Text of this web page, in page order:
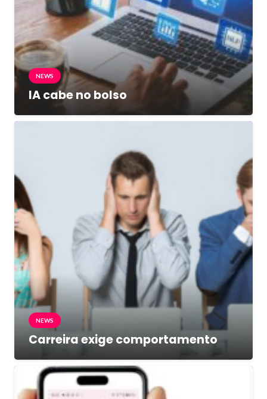
NEWS
IA cabe no bolso
NEWS
Carreira exige comportamento